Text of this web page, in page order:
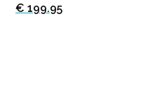
€ 199.95